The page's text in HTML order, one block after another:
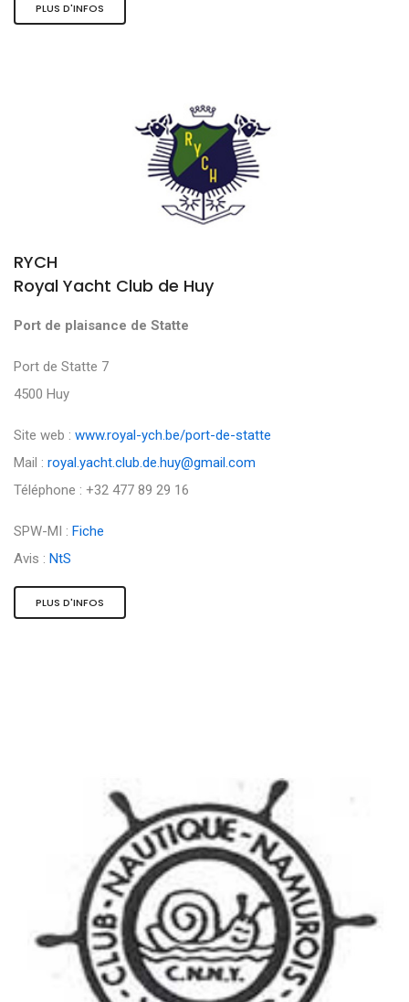
PLUS D'INFOS
RYCH
Royal Yacht Club de Huy
Port de plaisance de Statte
Port de Statte 7
4500 Huy
Site web : www.royal-ych.be/port-de-statte
Mail : royal.yacht.club.de.huy@gmail.com
Téléphone : +32 477 89 29 16
SPW-MI : Fiche
Avis : NtS
PLUS D'INFOS